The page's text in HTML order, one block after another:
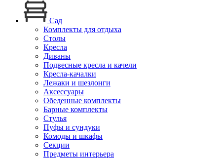
Сад
Комплекты для отдыха
Столы
Кресла
Диваны
Подвесные кресла и качели
Кресла-качалки
Лежаки и шезлонги
Аксессуары
Обеденные комплекты
Барные комплекты
Стулья
Пуфы и сундуки
Комоды и шкафы
Секции
Предметы интерьера